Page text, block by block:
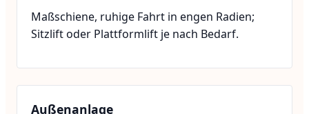
Maßschiene, ruhige Fahrt in engen Radien;
Sitzlift oder Plattformlift je nach Bedarf.
Außenanlage